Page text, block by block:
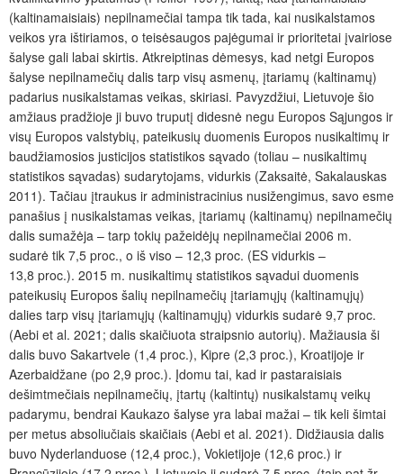
(kaltinamaisiais) nepilnamečiai tampa tik tada, kai nusikalstamos
veikos yra ištiriamos, o teisėsaugos pajėgumai ir prioritetai įvairiose
šalyse gali labai skirtis. Atkreiptinas dėmesys, kad netgi Europos
šalyse nepilnamečių dalis tarp visų asmenų, įtariamų (kaltinamų)
padarius nusikalstamas veikas, skiriasi. Pavyzdžiui, Lietuvoje šio
amžiaus pradžioje ji buvo truputį didesnė negu Europos Sąjungos ir
visų Europos valstybių, pateikusių duomenis Europos nusikaltimų ir
baudžiamosios justicijos statistikos sąvado (toliau – nusikaltimų
statistikos sąvadas) sudarytojams, vidurkis (Zaksaitė, Sakalauskas
2011). Tačiau įtraukus ir administracinius nusižengimus, savo esme
panašius į nusikalstamas veikas, įtariamų (kaltinamų) nepilnamečių
dalis sumažėja – tarp tokių pažeidėjų nepilnamečiai 2006 m.
sudarė tik 7,5 proc., o iš viso – 12,3 proc. (ES vidurkis –
13,8 proc.). 2015 m. nusikaltimų statistikos sąvadui duomenis
pateikusių Europos šalių nepilnamečių įtariamųjų (kaltinamųjų)
dalies tarp visų įtariamųjų (kaltinamųjų) vidurkis sudarė 9,7 proc.
(Aebi et al. 2021; dalis skaičiuota straipsnio autorių). Mažiausia ši
dalis buvo Sakartvele (1,4 proc.), Kipre (2,3 proc.), Kroatijoje ir
Azerbaidžane (po 2,9 proc.). Įdomu tai, kad ir pastaraisiais
dešimtmečiais nepilnamečių, įtartų (kaltintų) nusikalstamų veikų
padarymu, bendrai Kaukazo šalyse yra labai mažai – tik keli šimtai
per metus absoliučiais skaičiais (Aebi et al. 2021). Didžiausia dalis
buvo Nyderlanduose (12,4 proc.), Vokietijoje (12,6 proc.) ir